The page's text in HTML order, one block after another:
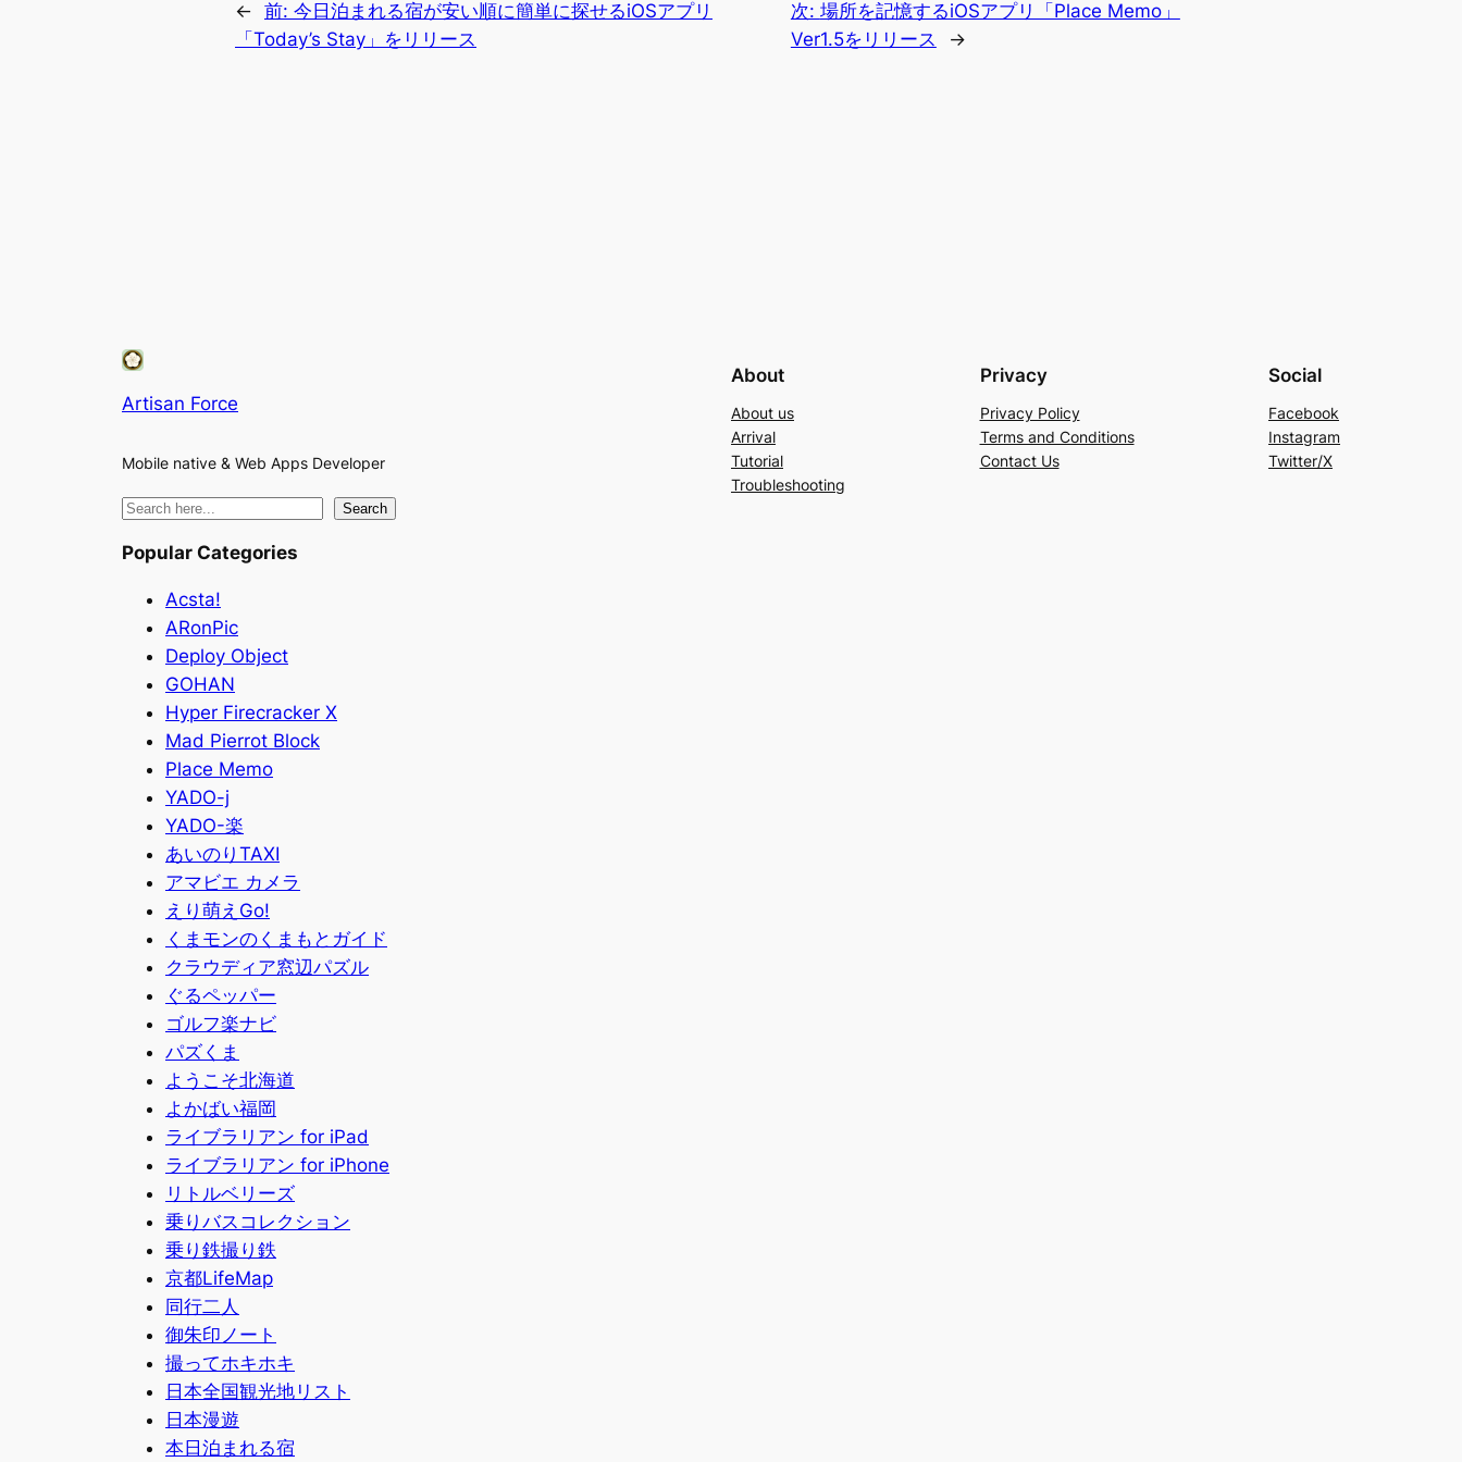
← 前: 今日泊まれる宿が安い順に簡単に探せるiOSアプリ
「Today’s Stay」をリリース
次: 場所を記憶するiOSアプリ「Place Memo」
Ver1.5をリリース
→
Artisan Force
Mobile native & Web Apps Developer
About
About us
Arrival
Tutorial
Troubleshooting
Privacy
Privacy Policy
Terms and Conditions
Contact Us
Social
Facebook
Instagram
Twitter/X
検
Search
Popular Categories
Acsta!
ARonPic
Deploy Object
GOHAN
Hyper Firecracker X
Mad Pierrot Block
Place Memo
YADO-j
YADO-楽
あいのりTAXI
アマビエ カメラ
えり萌えGo!
くまモンのくまもとガイド
クラウディア窓辺パズル
ぐるペッパー
ゴルフ楽ナビ
パズくま
ようこそ北海道
よかばい福岡
ライブラリアン for iPad
ライブラリアン for iPhone
リトルベリーズ
乗りバスコレクション
乗り鉄撮り鉄
京都LifeMap
同行二人
御朱印ノート
撮ってホキホキ
日本全国観光地リスト
日本漫遊
本日泊まれる宿